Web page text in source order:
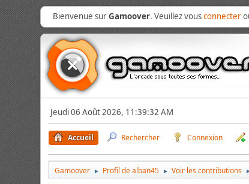
Bienvenue surGamoover. Veuillez vousconnecter
Jeudi 06 Août 2026, 11:39:32 AM
Accueil Rechercher Connexion
Gamoover ► Profil de alban45 ► Voir les contributions